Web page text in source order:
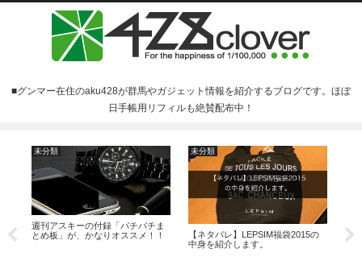
■グンマー在住のaku428が群馬やガジェット情報を紹介するブログです。ほぼ
日手帳用リフィルも絶賛配布中！
未分類
週刊アスキーの付録「パチパチま
とめ板」が、かなりオススメ！！
未分類
【ネタバレ】LEPSIM福袋2015の
中身を紹介します。
ほ
ぞ